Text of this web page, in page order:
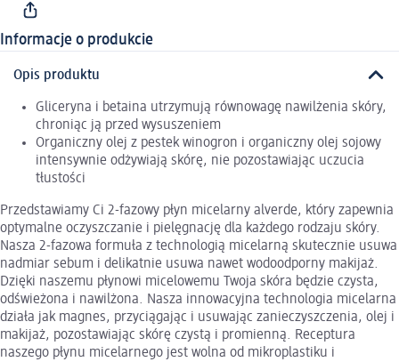
Informacje o produkcie
Opis produktu
Gliceryna i betaina utrzymują równowagę nawilżenia skóry,
chroniąc ją przed wysuszeniem
Organiczny olej z pestek winogron i organiczny olej sojowy
intensywnie odżywiają skórę, nie pozostawiając uczucia
tłustości
Przedstawiamy Ci 2-fazowy płyn micelarny alverde, który zapewnia
optymalne oczyszczanie i pielęgnację dla każdego rodzaju skóry.
Nasza 2-fazowa formuła z technologią micelarną skutecznie usuwa
nadmiar sebum i delikatnie usuwa nawet wodoodporny makijaż.
Dzięki naszemu płynowi micelowemu Twoja skóra będzie czysta,
odświeżona i nawilżona. Nasza innowacyjna technologia micelarna
działa jak magnes, przyciągając i usuwając zanieczyszczenia, olej i
makijaż, pozostawiając skórę czystą i promienną. Receptura
naszego płynu micelarnego jest wolna od mikroplastiku i